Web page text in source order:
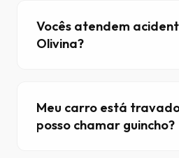
Vocês atendem
Olivina?
Meu carro está
posso chamar guincho?